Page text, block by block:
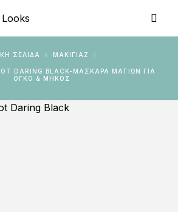
ΣΕΛΊΔΑ ΜΑΚΙΓΙΑΖ
ΌΓΚΟ & ΜΉΚΟΣ